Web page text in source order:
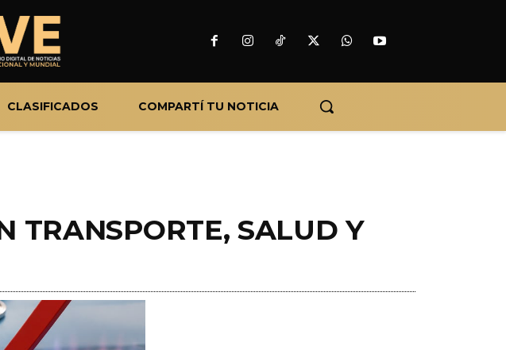
CLASIFICADOS COMPARTÍ TU NOTICIA
TRANSPORTE, SALUD Y